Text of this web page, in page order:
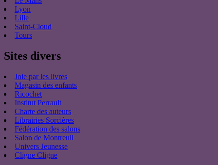
Lyon
Lille
Saint-Cloud
Tours
Sites divers
Joie par les livres
Magasin des enfants
Ricochet
Institut Perrault
Charte des auteurs
Librairies Sorcières
Fédération des salons
Salon de Montreuil
Univers Jeunesse
Cligne Cligne